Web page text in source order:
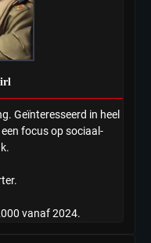
Geïnteresseerd in heel
focus op sociaal-
vanaf 2024.